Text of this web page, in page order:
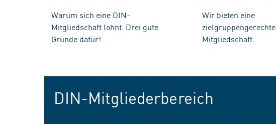
Warum sich eine DIN-
Mitgliedschaft lohnt. Drei gute
Gründe dafür!
Wir bieten eine
zielgruppengerechte
Mitgliedschaft.
DIN-Mitgliederbereich